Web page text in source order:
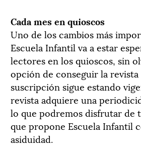
Cada mes en quioscos
Uno de los cambios más
Escuela Infantil va a estar
lectores en los quioscos, sin
opción de conseguir la revista
suscripción sigue estando
revista adquiere una
lo que podremos disfrutar de
que propone Escuela Infantil
asiduidad.